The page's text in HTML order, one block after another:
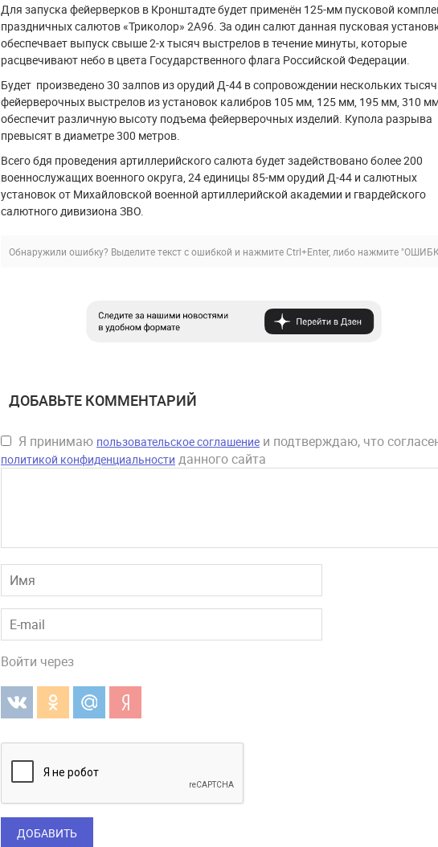
Для запуска фейерверков в Кронштадте будет применён 125-мм пусковой
праздничных салютов «Триколор» 2А96. За один салют данная пусковая
обеспечвает выпуск свыше 2-х тысяч выстрелов в течение минуты, которые
расцвечивают небо в цвета Государственного флага Российской Федерации.
Будет произведено 30 залпов из орудий Д-44 в сопровождении нескольких тысяч
фейерверочных выстрелов из установок калибров 105 мм, 125 мм, 195 мм, 310
обеспечит различную высоту подъема фейерверочных изделий. Купола разрыва
превысят в диаметре 300 метров.
Всего бдя проведения артиллерийского салюта будет задействовано более 200
военнослужащих военного округа, 24 единицы 85-мм орудий Д-44 и салютных
установок от Михайловской военной артиллерийской академии и гвардейского
салютного дивизиона ЗВО.
Обнаружили ошибку? Выделите текст с ошибкой и нажмите Ctrl+Enter, либо нажмите
ДОБАВЬТЕ КОММЕНТАРИЙ
Я принимаю пользовательское соглашение и подтверждаю, что
политикой конфиденциальности данного сайта
Войти через
ДОБАВИТЬ